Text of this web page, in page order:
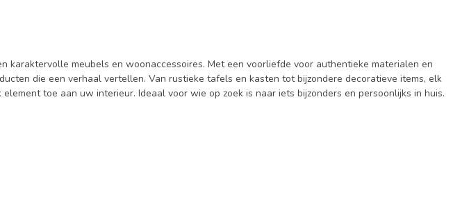
karaktervolle meubels en woonaccessoires. Met een voorliefde voor authentieke materialen en
die een verhaal vertellen. Van rustieke tafels en kasten tot bijzondere decoratieve items, elk
toe aan uw interieur. Ideaal voor wie op zoek is naar iets bijzonders en persoonlijks in huis.